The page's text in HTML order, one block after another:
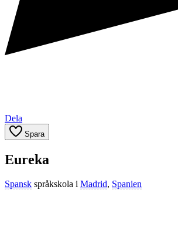
Dela
Spara
Eureka
Spansk språkskola i Madrid, Spanien